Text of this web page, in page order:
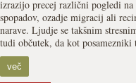
izrazijo precej različni pogledi
spopadov, ozadje migracij ali
narave. Ljudje se takšnim
tudi občutek, da kot
več